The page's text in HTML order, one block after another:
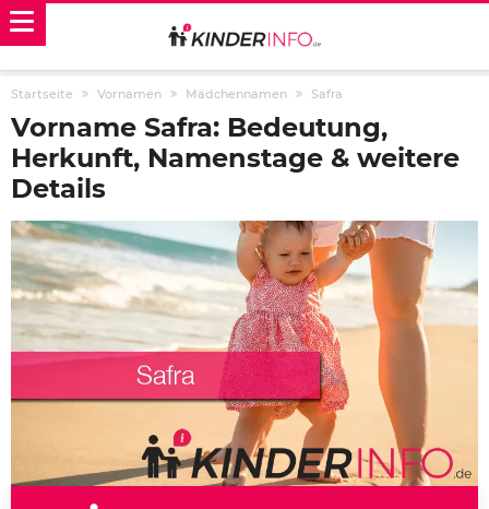
Startseite Vornamen Mädchennamen Safra
Vorname Safra: Bedeutung,
Herkunft, Namenstage & weitere
Details